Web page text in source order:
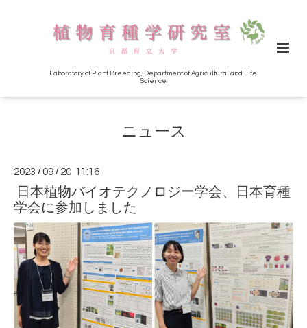
Laboratory of Plant Breeding, Department of Agricultural and Life
Science.
ニュース
2023 /09 / 20 11:16
日本植物バイオテクノロジー学会、日本育種
学会に参加しました